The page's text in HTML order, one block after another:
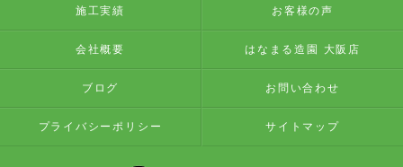
施工実績 お客様の声
会社概要 はなまる造園 大阪店
ブログ お問い合わせ
プライバシーポリシー サイトマップ